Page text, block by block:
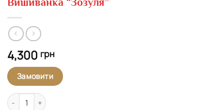
4,300 грн
Замовити
Вишиванка "Зозуля" кількість